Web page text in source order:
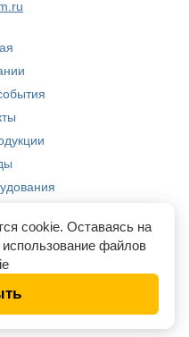
cookie. Оставаясь на
файлов